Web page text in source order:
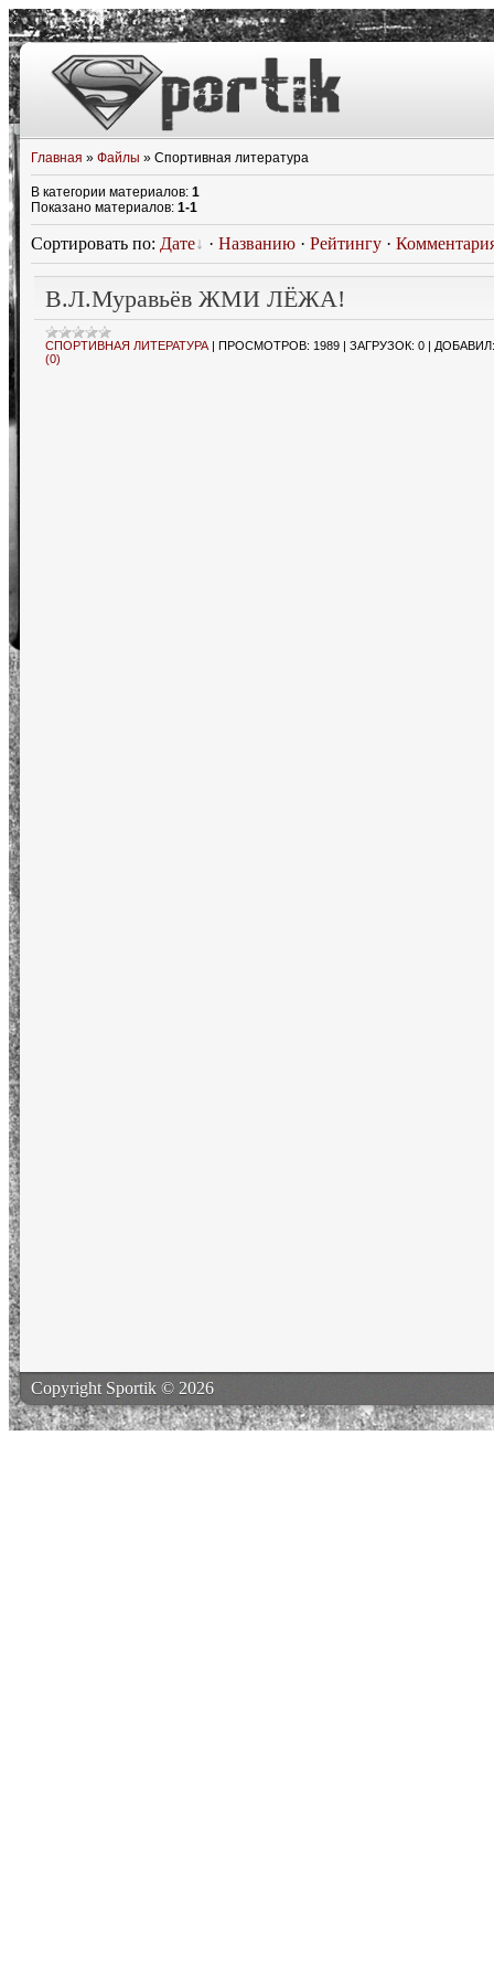
Главная » Файлы » Спортивная литература
В категории материалов: 1
Показано материалов: 1-1
Сортировать по: Дате · Названию · Рейтингу ·
В.Л.Муравьёв ЖМИ ЛЁЖА!
СПОРТИВНАЯ ЛИТЕРАТУРА | ПРОСМОТРОВ: 1989 | ЗАГРУЗОК: 0 | ДОБАВИЛ:
(0)
Copyright Sportik © 2026